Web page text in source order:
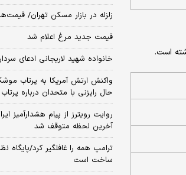
زلزله در بازار مسکن تهران/ قیمت‌ها ۲ برابر شد، خریدار ناپدید شد
قیمت جدید مرغ اعلام شد
خانواده شهید لاریجانی ادعای
واکنش ارتش آمریکا به پرتاب
حال رایزنی با متحدان درباره
روایت رویترز از پیام هشدارآمیز
آخرین لحظه متوقف شد
ترامپ همه را غافلگیر کرد/
ساخت است